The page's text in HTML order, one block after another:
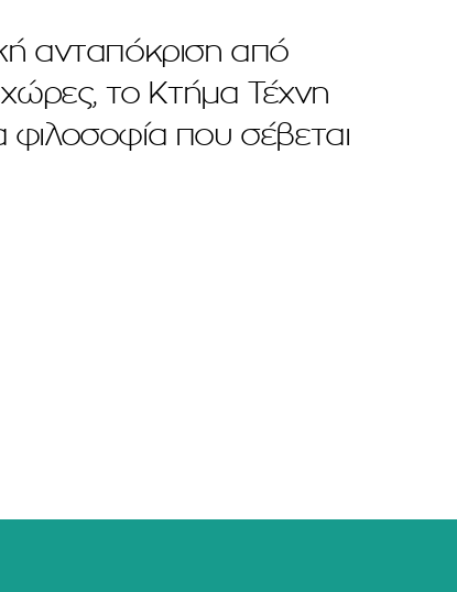
ανταπόκριση από
το Κτήμα Τέχνη
φιλοσοφία που σέβεται